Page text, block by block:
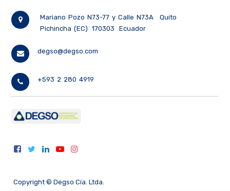
Mariano Pozo N73-77 y Calle N73A
Quito
Pichincha (EC)
170303 Ecuador
degso@degso.com
+593 2 280 4919
Copyright © Degso Cía. Ltda.